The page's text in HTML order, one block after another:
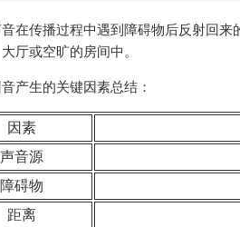
在传播过程中遇到障碍物后反射回
厅或空旷的房间中。
产生的关键因素总结：
因素
声音源
障碍物
距离